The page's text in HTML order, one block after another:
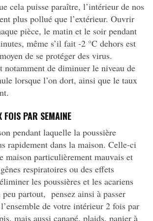
cela puisse paraître, l’intérieur de nos
plus pollué que l’extérieur. Ouvrir
pièce, le matin et le soir pendant
même s’il fait -2 °C dehors est
de se protéger des virus.
notamment de diminuer le niveau de
lorsque l’on dort, ainsi que le taux
PAR SEMAINE
pendant laquelle la poussière
rapidement dans la maison. Celle-ci
maison particulièrement mauvais et
respiratoires ou des effets
les poussières et les acariens
partout, pensez ainsi à passer
de votre intérieur 2 fois par
mais aussi canapé, plaids, panier à